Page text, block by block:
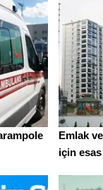
Emlak
için esas